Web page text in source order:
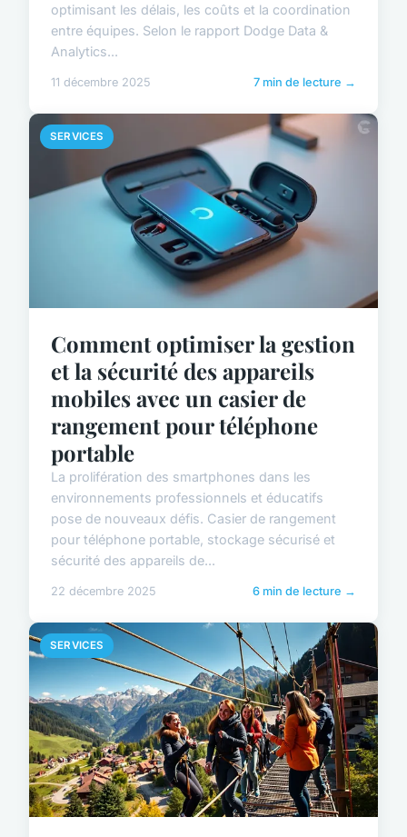
optimisant les délais, les coûts et la coordination
entre équipes. Selon le rapport Dodge Data &
Analytics...
11 décembre 2025 7 min de lecture →
SERVICES
Comment optimiser la gestion
et la sécurité des appareils
mobiles avec un casier de
rangement pour téléphone
portable
La prolifération des smartphones dans les
environnements professionnels et éducatifs
pose de nouveaux défis. Casier de rangement
pour téléphone portable, stockage sécurisé et
sécurité des appareils de...
22 décembre 2025 6 min de lecture →
SERVICES